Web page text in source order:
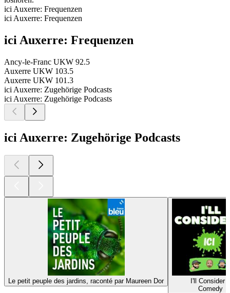
ici Auxerre: Frequenzen
ici Auxerre: Frequenzen
ici Auxerre: Frequenzen
Ancy-le-Franc UKW 92.5
Auxerre UKW 103.5
Auxerre UKW 101.3
ici Auxerre: Zugehörige Podcasts
ici Auxerre: Zugehörige Podcasts
ici Auxerre: Zugehörige Podcasts
Le petit peuple des jardins, raconté par Maureen Dor
I'll Consider
Comedy